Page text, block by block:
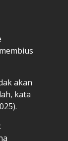
akan
kata